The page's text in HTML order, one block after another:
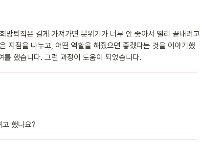
망퇴직은 길게 가져가면 분위기가 너무 안 좋아서 빨리 끝내려고
지점을 나누고, 어떤 역할을 해줬으면 좋겠다는 것을 이야기했
했습니다. 그런 과정이 도움이 되었습니다.
했나요?